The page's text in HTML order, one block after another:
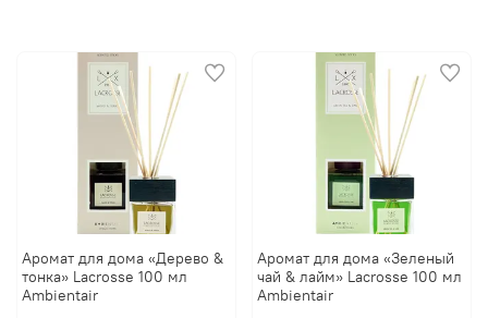
Аромат для дома «Дерево &
тонка» Lacrosse 100 мл
Ambientair
Аромат для дома «Зеленый
чай & лайм» Lacrosse 100 мл
Ambientair